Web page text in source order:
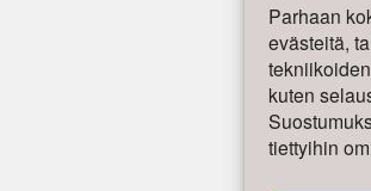
Parhaan
evästeitä,
kuten
tiettyihin